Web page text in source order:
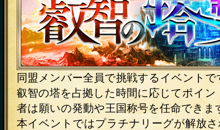
同盟メンバー全員で挑戦するイベントで
叡智の塔を占拠した時間に応じてポイン
者は願いの発動や王国称号を任命できま
本イベントではプラチナリーグが解放